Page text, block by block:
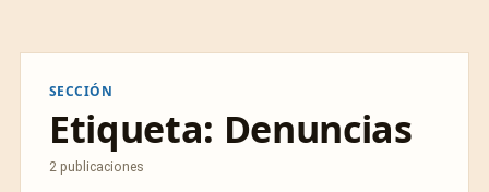
SECCIÓN
Etiqueta: Denuncias
2 publicaciones